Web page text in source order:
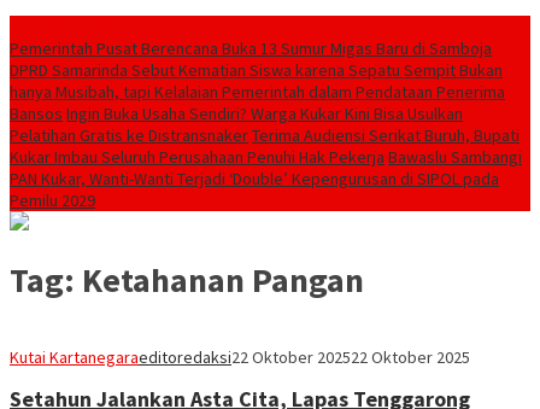
Pemerintah Pusat Berencana Buka 13 Sumur Migas Baru di Samboja
DPRD Samarinda Sebut Kematian Siswa karena Sepatu Sempit Bukan
hanya Musibah, tapi Kelalaian Pemerintah dalam Pendataan Penerima
Bansos Ingin Buka Usaha Sendiri? Warga Kukar Kini Bisa Usulkan
Pelatihan Gratis ke DistransnakerTerima Audiensi Serikat Buruh, Bupati
Kukar Imbau Seluruh Perusahaan Penuhi Hak Pekerja Bawaslu Sambangi
PAN Kukar, Wanti-Wanti Terjadi ‘Double’ Kepengurusan di SIPOL pada
Pemilu 2029
Tag: Ketahanan Pangan
Kutai Kartanegaraeditoredaksi22 Oktober 202522 Oktober 2025
Setahun Jalankan Asta Cita, Lapas Tenggarong